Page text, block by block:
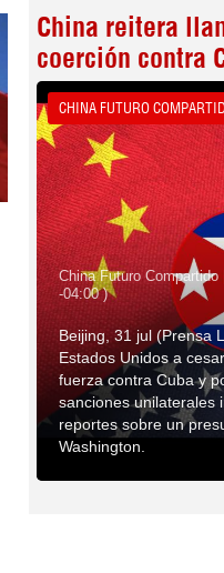
China reitera
coerción contra
CHINA FUTURO
China Futuro
-04:00 )
Beijing, 31 jul (Prensa
Estados Unidos a
fuerza contra Cuba y
sanciones unilaterales
reportes sobre un
Washington.